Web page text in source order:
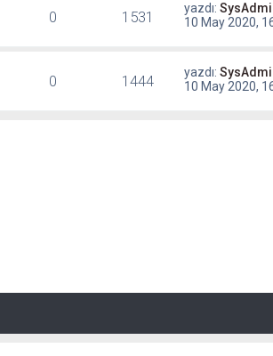
0 1531 yazdı:
10 May 2020,
0 1444 yazdı:
10 May 2020,